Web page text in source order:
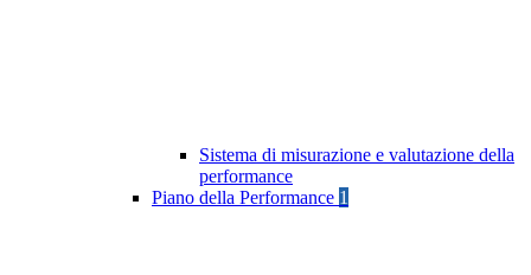
Sistema di misurazione e valutazione della
performance
Piano della Performance 1